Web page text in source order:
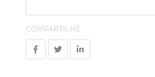
COMPARTILHE